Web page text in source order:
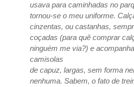
usava para caminhadas no
tornou-se o meu uniforme.
cinzentas, ou castanhas,
coçadas (para quê comprar
ninguém me via?) e
camisolas
de capuz, largas, sem forma
nenhuma. Sabem, o fato de